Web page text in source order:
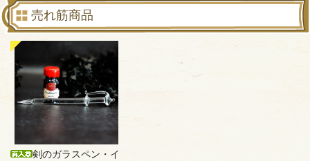
売れ筋商品
剣のガラスペン・イ